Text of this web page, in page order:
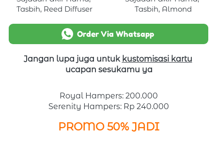
Tasbih, Reed Diffuser
Tasbih, Almond
` Order Via Whatsapp
Jangan lupa juga untuk kustomisasi kartu
ucapan sesukamu ya
Royal Hampers: 200.000
Serenity Hampers: Rp 240.000
PROMO 50% JADI